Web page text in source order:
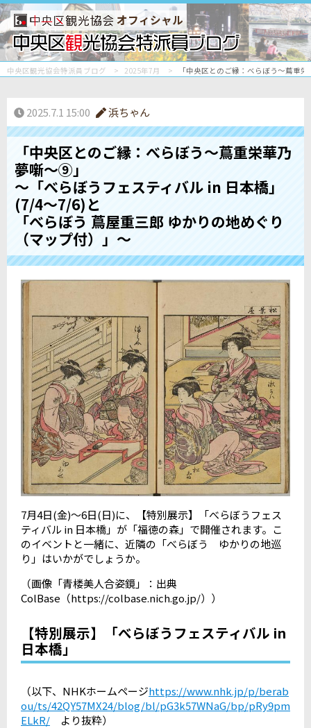
オフィシャル
中央区観光協会特派員ブログ 2025年7月 「中央区とのご縁：べらぼう〜蔦重
2025.7.1 15:00 浜ちゃん
「中央区とのご縁：べらぼう〜蔦重栄華乃
夢噺〜⑨」
～「べらぼうフェスティバル in 日本橋」
(7/4～7/6)と
「べらぼう 蔦屋重三郎 ゆかりの地めぐり
（マップ付）」～
7月4日(金)～6日(日)に、【特別展示】「べらぼうフェス
ティバル in 日本橋」が「福徳の森」で開催されます。こ
のイベントと一緒に、近隣の「べらぼう ゆかりの地巡
り」はいかがでしょうか。
（画像「青楼美人合姿鏡」：出典
ColBase （https://colbase.nich.go.jp/））
【特別展示】「べらぼうフェスティバル in
日本橋」
（以下、 NHKホームページhttps://www.nhk.jp/p/berab
ou/ts/42QY57MX24/blog/bl/pG3k57WNaG/bp/pRy9pm
ELkR/ より抜粋）